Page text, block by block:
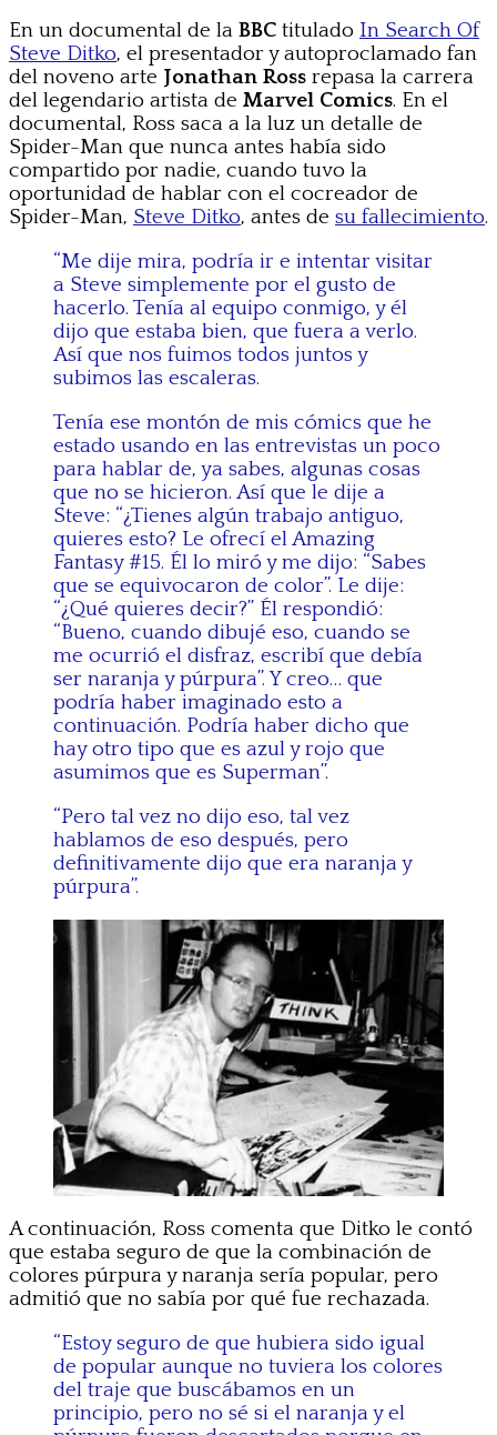
En un documental de la BBC titulado In Search Of
Steve Ditko, el presentador y autoproclamado fan
del noveno arte Jonathan Ross repasa la carrera
del legendario artista de Marvel Comics. En el
documental, Ross saca a la luz un detalle de
Spider-Man que nunca antes había sido
compartido por nadie, cuando tuvo la
oportunidad de hablar con el cocreador de
Spider-Man, Steve Ditko, antes de su fallecimiento.
“Me dije mira, podría ir e intentar visitar
a Steve simplemente por el gusto de
hacerlo. Tenía al equipo conmigo, y él
dijo que estaba bien, que fuera a verlo.
Así que nos fuimos todos juntos y
subimos las escaleras.
Tenía ese montón de mis cómics que he
estado usando en las entrevistas un poco
para hablar de, ya sabes, algunas cosas
que no se hicieron. Así que le dije a
Steve: “¿Tienes algún trabajo antiguo,
quieres esto? Le ofrecí el Amazing
Fantasy #15. Él lo miró y me dijo: “Sabes
que se equivocaron de color”. Le dije:
“¿Qué quieres decir?” Él respondió:
“Bueno, cuando dibujé eso, cuando se
me ocurrió el disfraz, escribí que debía
ser naranja y púrpura”. Y creo… que
podría haber imaginado esto a
continuación. Podría haber dicho que
hay otro tipo que es azul y rojo que
asumimos que es Superman”.
“Pero tal vez no dijo eso, tal vez
hablamos de eso después, pero
definitivamente dijo que era naranja y
púrpura”.
A continuación, Ross comenta que Ditko le contó
que estaba seguro de que la combinación de
colores púrpura y naranja sería popular, pero
admitió que no sabía por qué fue rechazada.
“Estoy seguro de que hubiera sido igual
de popular aunque no tuviera los colores
del traje que buscábamos en un
principio, pero no sé si el naranja y el